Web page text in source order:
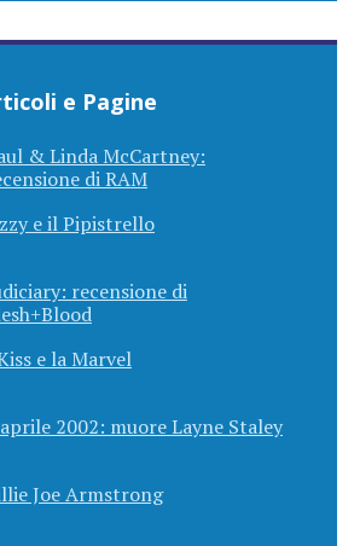
e Pagine
& Linda McCartney:
di RAM
e il Pipistrello
recensione di
e la Marvel
2002: muore Layne Staley
Joe Armstrong